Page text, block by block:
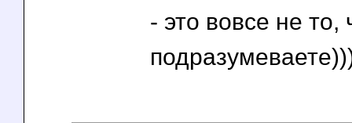
- это вовсе не то,